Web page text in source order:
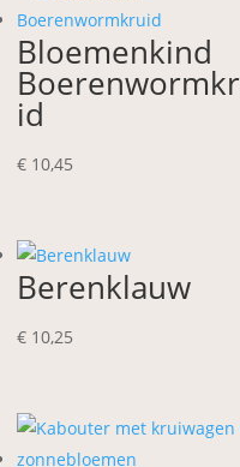
Bloemenkind
id
€ 10,45
Berenklauw
€ 10,25